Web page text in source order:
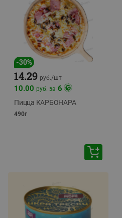
-30%
14.29 руб./шт
10.00 руб. за 6
Пицца КАРБОНАРА
490г